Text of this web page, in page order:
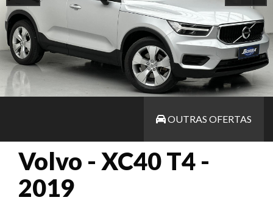
OUTRAS OFERTAS
Volvo - XC40 T4 -
2019